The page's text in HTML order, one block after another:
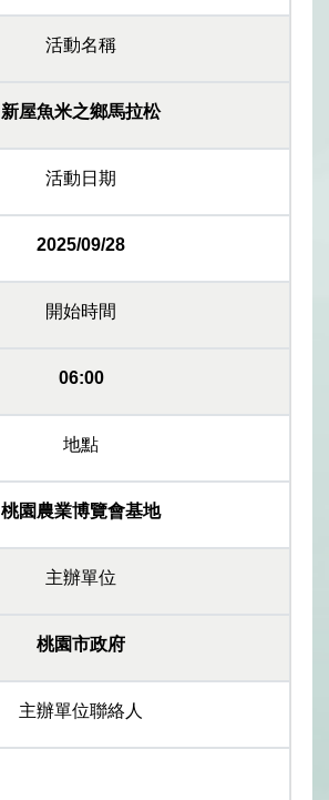
活動名稱
新屋魚米之鄉馬拉松
活動日期
2025/09/28
開始時間
06:00
地點
桃園農業博覽會基地
主辦單位
桃園市政府
主辦單位聯絡人